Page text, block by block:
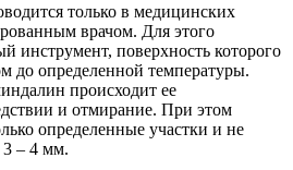
только в медицинских
врачом. Для этого
инструмент, поверхность которого
до определенной температуры.
происходит ее
и отмирание. При этом
определенные участки и не
3 – 4 мм.